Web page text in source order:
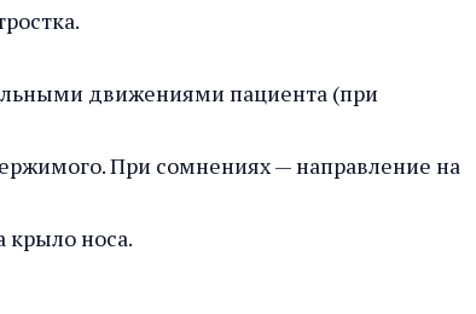
движениями пациента (при
При сомнениях — направление на
крыло носа.